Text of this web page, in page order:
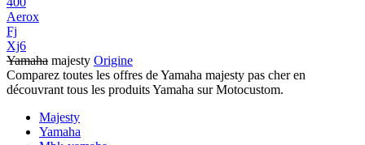
Aerox
Fj
Xj6
Yamaha majesty Origine
Comparez toutes les offres de Yamaha majesty pas cher en
découvrant tous les produits Yamaha sur Motocustom.
Majesty
Yamaha